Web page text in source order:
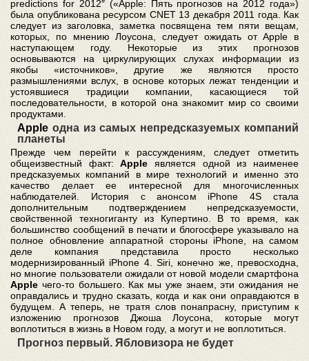
predictions for 2012″ («Apple: Пять прогнозов на 2012 года»)
была опубликована ресурсом CNET 13 декабря 2011 года. Как
следует из заголовка, заметка посвящена тем пяти вещам,
которых, по мнению Лоусона, следует ожидать отApple в
наступающем году. Некоторые из этих прогнозов
основываются на циркулирующих слухах информации из
якобы «источников», другие же являются просто
размышлениями вслух, в основе которых лежат тенденции и
устоявшиеся традиции компании, касающиеся той
последовательности, в которой она знакомит мир со своими
продуктами.
Apple одна из самых непредсказуемых компаний
планеты
Прежде чем перейти к рассуждениям, следует отметить
общеизвестный факт:Apple является одной из наименее
предсказуемых компаний в мире технологий и именно это
качество делает ее интересной для многочисленных
наблюдателей. История с анонсом iPhone 4S стала
дополнительным подтверждением непредсказуемости,
свойственной техногиганту из Купертино. В то время, как
большинство сообщений в печати и блогосфере указывало на
полное обновление аппаратной стороны iPhone, на самом
деле компания представила просто несколько
модернизированный iPhone 4. Siri, конечно же, превосходна,
но многие пользователи ожидали от новой модели смартфона
Apple чего-то большего. Как мы уже знаем, эти ожидания не
оправдались и трудно сказать, когда и как они оправдаются в
будущем. А теперь, не тратя слов понапрасну, приступим к
изложению прогнозов Джоша Лоусона, которые могут
воплотиться в жизнь в Новом году, а могут и не воплотиться.
Прогноз первый. Ябловизора не будет